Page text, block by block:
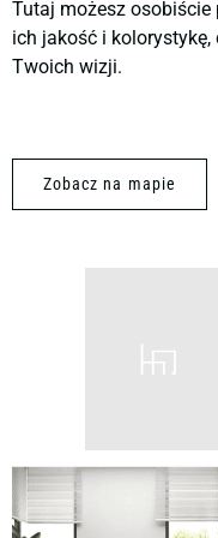
Tutaj możesz
ich jakość i kolorystykę,
Twoich wizji.
Zobacz na mapie